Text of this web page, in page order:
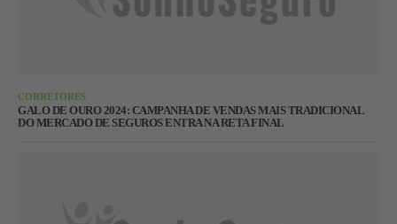
CORRETORES
GALO DE OURO 2024: CAMPANHA DE VENDAS MAIS TRADICIONAL
DO MERCADO DE SEGUROS ENTRA NA RETA FINAL